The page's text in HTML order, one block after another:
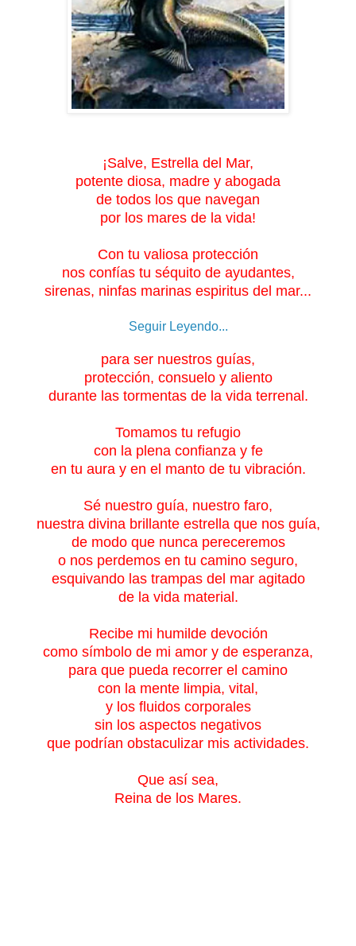
¡Salve, Estrella del Mar,
potente diosa, madre y abogada
de todos los que navegan
por los mares de la vida!
Con tu valiosa protección
nos confías tu séquito de ayudantes,
sirenas, ninfas marinas espiritus del mar...
Seguir Leyendo...
para ser nuestros guías,
protección, consuelo y aliento
durante las tormentas de la vida terrenal.
Tomamos tu refugio
con la plena confianza y fe
en tu aura y en el manto de tu vibración.
Sé nuestro guía, nuestro faro,
nuestra divina brillante estrella que nos guía,
de modo que nunca pereceremos
o nos perdemos en tu camino seguro,
esquivando las trampas del mar agitado
de la vida material.
Recibe mi humilde devoción
como símbolo de mi amor y de esperanza,
para que pueda recorrer el camino
con la mente limpia, vital,
y los fluidos corporales
sin los aspectos negativos
que podrían obstaculizar mis actividades.
Que así sea,
Reina de los Mares.